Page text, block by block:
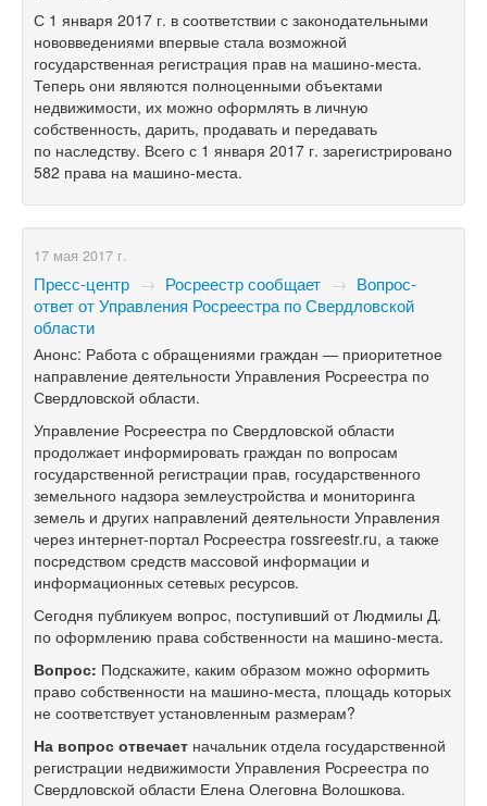
С 1 января 2017 г. в соответствии с законодательными
нововведениями впервые стала возможной
государственная регистрация прав на машино-места.
Теперь они являются полноценными объектами
недвижимости, их можно оформлять в личную
собственность, дарить, продавать и передавать
по наследству. Всего с 1 января 2017 г. зарегистрировано
582 права на машино-места.
17 мая 2017 г.
Пресс-центр → Росреестр сообщает → Вопрос-
ответ от Управления Росреестра по Свердловской
области
Анонс: Работа с обращениями граждан — приоритетное
направление деятельности Управления Росреестра по
Свердловской области.
Управление Росреестра по Свердловской области
продолжает информировать граждан по вопросам
государственной регистрации прав, государственного
земельного надзора землеустройства и мониторинга
земель и других направлений деятельности Управления
через интернет-портал Росреестра rossreestr.ru, а также
посредством средств массовой информации и
информационных сетевых ресурсов.
Сегодня публикуем вопрос, поступивший от Людмилы Д.
по оформлению права собственности на машино-места.
Вопрос: Подскажите, каким образом можно оформить
право собственности на машино-места, площадь которых
не соответствует установленным размерам?
На вопрос отвечает начальник отдела государственной
регистрации недвижимости Управления Росреестра по
Свердловской области Елена Олеговна Волошкова.